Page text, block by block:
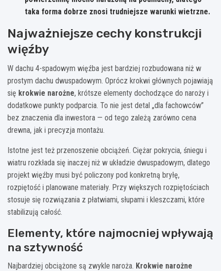
taka forma dobrze znosi trudniejsze warunki wietrzne.
Najważniejsze cechy konstrukcji
więźby
W dachu 4-spadowym więźba jest bardziej rozbudowana niż w
prostym dachu dwuspadowym. Oprócz krokwi głównych pojawiają
się krokwie narożne, krótsze elementy dochodzące do naroży i
dodatkowe punkty podparcia. To nie jest detal „dla fachowców”
bez znaczenia dla inwestora — od tego zależą zarówno cena
drewna, jak i precyzja montażu.
Istotne jest też przenoszenie obciążeń. Ciężar pokrycia, śniegu i
wiatru rozkłada się inaczej niż w układzie dwuspadowym, dlatego
projekt więźby musi być policzony pod konkretną bryłę,
rozpiętość i planowane materiały. Przy większych rozpiętościach
stosuje się rozwiązania z płatwiami, słupami i kleszczami, które
stabilizują całość.
Elementy, które najmocniej wpływają
na sztywność
Najbardziej obciążone są zwykle naroża. Krokwie narożne